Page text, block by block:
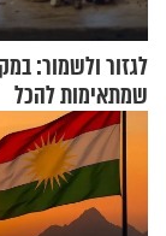
שמתאימות להכל